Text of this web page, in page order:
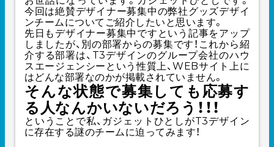
今回は絶賛デザイナー募集中の弊社グッズデザイ
ンチームについてご紹介したいと思います。
先日も デザイナー募集中ですという記事をアップ
しましたが、別の部署からの募集です！これから紹
介する部署は、T3デザインのグループ会社のハウ
スエージェンシーという性質上、WEBサイト上に
はどんな部署なのかが掲載されていません。
そんな状態で募集しても応募す
る人なんかいないだろう！！！
ということで私、ガジェットひとしがT3デザイン
に存在する謎のチームに迫ってみます！